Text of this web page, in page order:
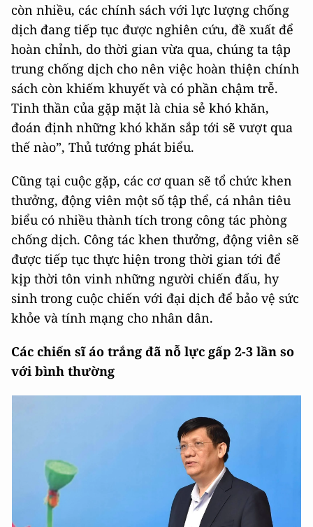
còn nhiều, các chính sách với lực lượng chống
dịch đang tiếp tục được nghiên cứu, đề xuất để
hoàn chỉnh, do thời gian vừa qua, chúng ta tập
trung chống dịch cho nên việc hoàn thiện chính
sách còn khiếm khuyết và có phần chậm trễ.
Tinh thần của gặp mặt là chia sẻ khó khăn,
đoán định những khó khăn sắp tới sẽ vượt qua
thế nào”, Thủ tướng phát biểu.
Cũng tại cuộc gặp, các cơ quan sẽ tổ chức khen
thưởng, động viên một số tập thể, cá nhân tiêu
biểu có nhiều thành tích trong công tác phòng
chống dịch. Công tác khen thưởng, động viên sẽ
được tiếp tục thực hiện trong thời gian tới để
kịp thời tôn vinh những người chiến đấu, hy
sinh trong cuộc chiến với đại dịch để bảo vệ sức
khỏe và tính mạng cho nhân dân.
Các chiến sĩ áo trắng đã nỗ lực gấp 2-3 lần so
với bình thường